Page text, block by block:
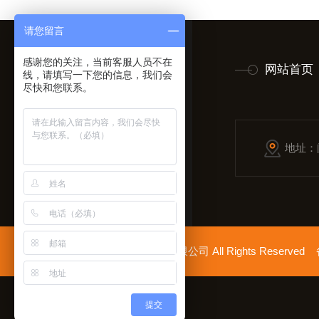
网站首页
地址
Copyright © 2026上海胜绪电气有限公司 All Rights Reserved
请您留言
感谢您的关注，当前客服人员不在
线，请填写一下您的信息，我们会
尽快和您联系。
提交